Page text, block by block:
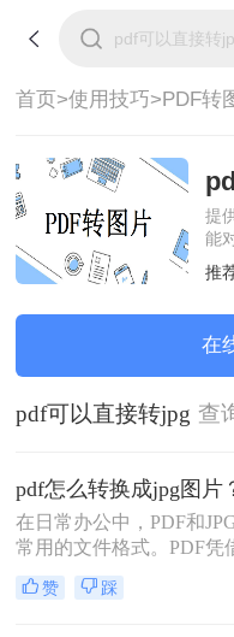
首页>使用技巧>PDF转
提
能
原
链
公
推
在
pdf可以直接转jpg 查
在日常办公中，PDF和
常用的文件格式。PDF凭
容性和文档保护特性，广
同、报告、扫描件的存储
赞 踩